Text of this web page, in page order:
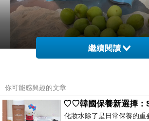
繼續閱讀
你可能感興趣的文章
化妝水除了是日常保養的重